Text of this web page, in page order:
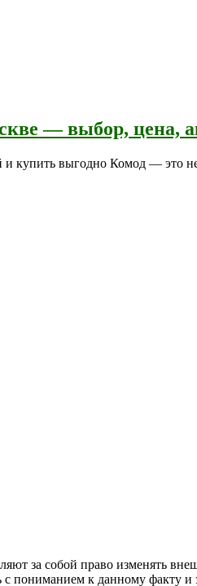
— выбор, цена,
купить выгодно Комод — это
за собой право изменять
пониманием к данному факту